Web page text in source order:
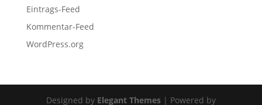
Eintrags-Feed
Kommentar-Feed
WordPress.org
Designed by Elegant Themes| Powered by